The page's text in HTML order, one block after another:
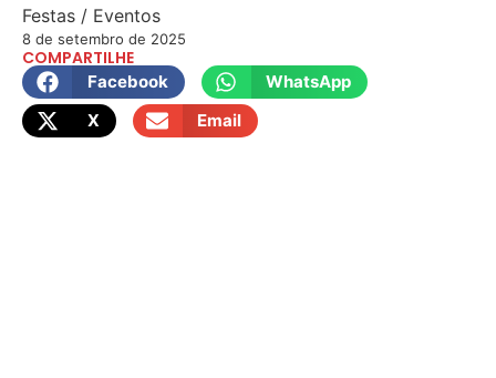
Festas / Eventos
8 de setembro de 2025
COMPARTILHE
Facebook
WhatsApp
X
Email